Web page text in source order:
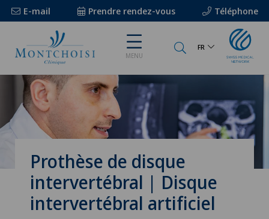
E-mail Prendre rendez-vous Téléphone
MENU
FR
Prothèse de disque
intervertébral | Disque
intervertébral artificiel